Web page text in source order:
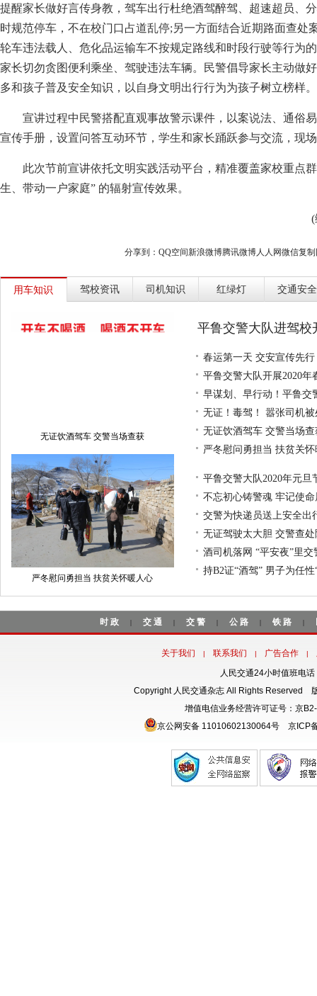
提醒家长做好言传身教，驾车出行杜绝酒驾醉驾、超速超员、
时规范停车，不在校门口占道乱停;另一方面结合近期路面查处
轮车违法载人、危化品运输车不按规定路线和时段行驶等行为
家长切勿贪图便利乘坐、驾驶违法车辆。民警倡导家长主动做
多和孩子普及安全知识，以自身文明出行行为为孩子树立榜样。
宣讲过程中民警搭配直观事故警示课件，以案说法、通俗
宣传手册，设置问答互动环节，学生和家长踊跃参与交流，现
此次节前宣讲依托文明实践活动平台，精准覆盖家校重点
生、带动一户家庭” 的辐射宣传效果。
(
分享到： QQ空间新浪微博腾讯微博人人网微信复
用车知识 驾校资讯 司机知识 红绿灯 交通安全
无证饮酒驾车 交警当场查获
严冬慰问勇担当 扶贫关怀暖人心
平鲁交警大队进驾
春运第一天 交安宣传先行
平鲁交警大队开展2020年
早谋划、早行动！平鲁交
无证！毒驾！ 嚣张司机被
无证饮酒驾车 交警当场查
严冬慰问勇担当 扶贫关
平鲁交警大队2020年元旦
不忘初心铸警魂 牢记使
交警为快递员送上安全出
无证驾驶太大胆 交警查
酒司机落网 “平安夜”里交
持B2证“酒驾” 男子为任性
时政 | 交通 | 交警 | 公路 | 铁路 |
关于我们 | 联系我们 | 广告合作 |
人民交通24小时值班电
Copyright 人民交通杂志 All Rights Reserved
增值电信业务经营许可证号：京
京公网安备 11010602130064号
京ICP